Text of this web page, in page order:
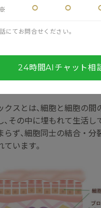
クスの恒常性を維持･改善させ
とヒアルロン酸を国際特許取
トリックス（
クスとは､細胞と細胞の
､その中に埋もれて生活
らず､細胞同士の結合・
ています｡
※ ⚪︎ ⚪︎
てお問合せください。
24時間AIチャット相